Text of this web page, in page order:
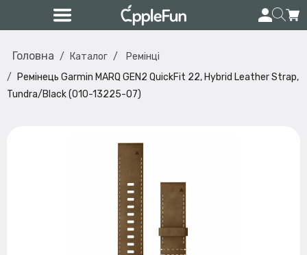
Головна Каталог
Ремінці
Ремінець Garmin MARQ GEN2 QuickFit 22, Hybrid Leather Strap,
Tundra/Black (010-13225-07)